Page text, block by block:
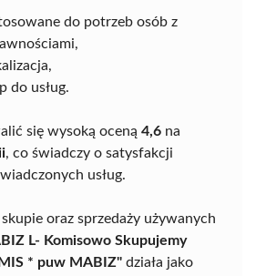
do potrzeb osób z
do usług.
się wysoką oceną 4,6 na
, co świadczy o satysfakcji
usług.
oraz sprzedaży używanych
L- Komisowo Skupujemy
* puw MABIZ" działa jako